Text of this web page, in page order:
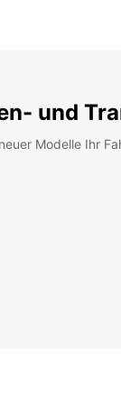
und
Modelle Ihr